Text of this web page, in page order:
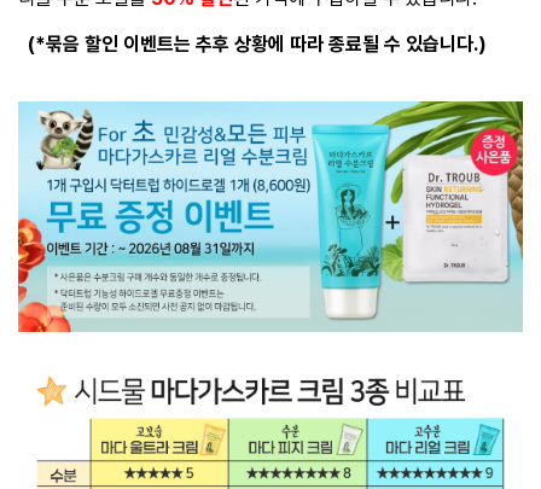
(*묶음 할인 이벤트는 추후 상황에 따라 종료될 수 있습니다.)